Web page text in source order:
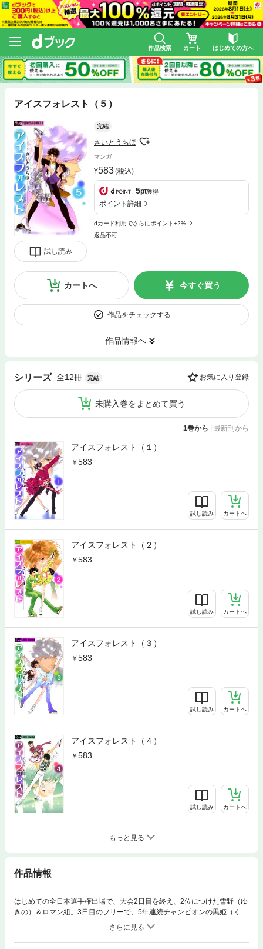
作品検索 カート はじめての方へ
アイスフォレスト（５）
試し読み
完結
さいとうちほ
マンガ
583(税込)
5pt獲得
ポイント詳細
dカード利用でさらにポイント+2%
返品不可
カートへ 今すぐ買う
作品をチェックする
作品情報へ
シリーズ 全12冊 完結 お気に入り登録
未購入巻をまとめて買う
1巻から 最新刊から
アイスフォレスト（１）
583
試し読み カートへ
アイスフォレスト（２）
583
試し読み カートへ
アイスフォレスト（３）
583
試し読み カートへ
アイスフォレスト（４）
583
試し読み カートへ
もっと見る
作品情報
はじめての全日本選手権出場で、大会2日目を終え、2位につけた雪野（ゆ
きの）＆ロマン組。3日目のフリーで、5年連続チャンピオンの黒姫（くろ
ひめ）＆月白（つきしろ）組に挑むことになるが…。一方、FSC（フィギ
ュアスケーティングクラブ）アーク閉鎖にともなう事務処理に追われてい
た一己（いつき）は、クラブの代表の座を奪われてしまう。後任のオーナ